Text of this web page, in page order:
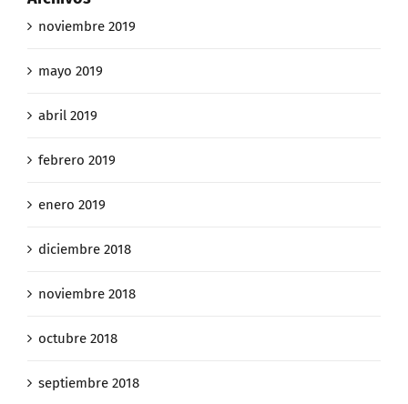
noviembre 2019
mayo 2019
abril 2019
febrero 2019
enero 2019
diciembre 2018
noviembre 2018
octubre 2018
septiembre 2018